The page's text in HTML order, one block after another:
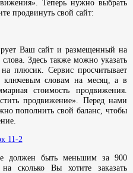
Теперь нужно выбрать
продвинуть свой сайт:
Ваш сайт и размещенный на
Здесь также можно указать
плюсик. Сервис просчитывает
ключевым словам на месяц, а в
стоимость продвижения.
продвижение». Перед нами
пополнить свой баланс, чтобы
должен быть меньшим за 900
сколько Вы хотите заказать